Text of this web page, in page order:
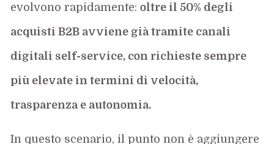
evolvono rapidamente:oltre il 50% degli
acquisti B2B avviene già tramite canali
digitali self-service, con richieste sempre
più elevate in termini di velocità,
trasparenza e autonomia.
In questo scenario, il punto non è aggiungere